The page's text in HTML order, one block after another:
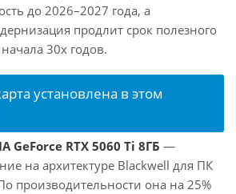
до 2026–2027 года, а
продлит срок полезного
30х годов.
установлена в этом
GeForce RTX 5060 Ti 8ГБ —
на архитектуре Blackwell для ПК
производительности она на 25%